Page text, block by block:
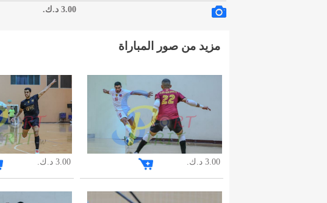
3.00 د.ك.
مزيد من صور المباراة
3.00 د.ك. 3.00 د.ك.